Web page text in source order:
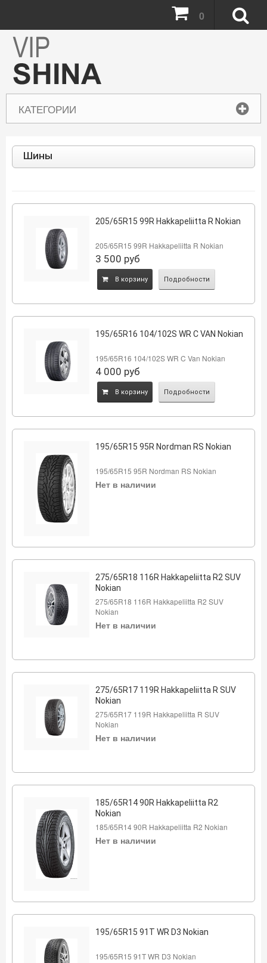
КАТЕГОРИИ
0
Шины
205/65R15 99R Hakkapeliitta R Nokian
205/65R15 99R Hakkapeliitta R Nokian
3 500 руб
B корзину Подробности
195/65R16 104/102S WR C VAN Nokian
195/65R16 104/102S WR C Van Nokian
4 000 руб
B корзину Подробности
195/65R15 95R Nordman RS Nokian
195/65R15 95R Nordman RS Nokian
Нет в наличии
275/65R18 116R Hakkapeliitta R2 SUV
Nokian
275/65R18 116R Hakkapeliitta R2 SUV
Nokian
Нет в наличии
275/65R17 119R Hakkapeliitta R SUV
Nokian
275/65R17 119R Hakkapeliitta R SUV
Nokian
Нет в наличии
185/65R14 90R Hakkapeliitta R2
Nokian
185/65R14 90R Hakkapeliitta R2 Nokian
Нет в наличии
195/65R15 91T WR D3 Nokian
195/65R15 91T WR D3 Nokian